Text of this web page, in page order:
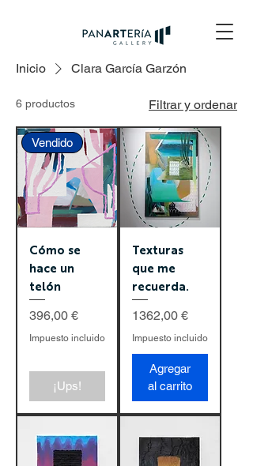
Inicio Clara García Garzón
6 productos Filtrar y ordenar
Vendido
Cómo se
hace un
telón
Precio
396,00 €
Impuesto incluido
¡Ups!
Texturas
que me
recuerda.
Precio
1362,00 €
Impuesto incluido
Agregar
al carrito